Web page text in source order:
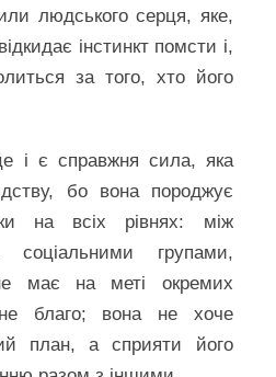
людського серця, яке,
інстинкт помсти і,
за того, хто його
і є справжня сила, яка
бо вона породжує
на всіх рівнях: між
групами,
має на меті окремих
благо; вона не хоче
план, а сприяти його